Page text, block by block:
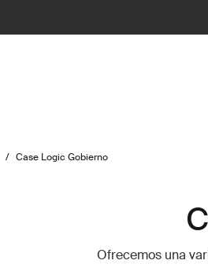
/ Case Logic Gobierno
Ofrecemos una